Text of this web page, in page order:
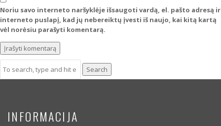
Noriu savo interneto naršyklėje išsaugoti vardą, el. pašto adresą ir
interneto puslapį, kad jų nebereiktų įvesti iš naujo, kai kitą kartą
vėl norėsiu parašyti komentarą.
Search
INFORMACIJA